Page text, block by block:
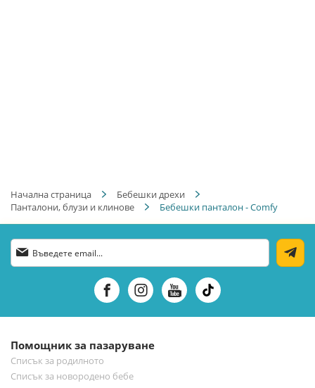
Начална страница
Бебешки дрехи
Панталони, блузи и клинове
Бебешки панталон - Comfy
Абонирай
се
бюлетин:
Помощник за пазаруване
Списък за родилното
Списък за новородено бебе